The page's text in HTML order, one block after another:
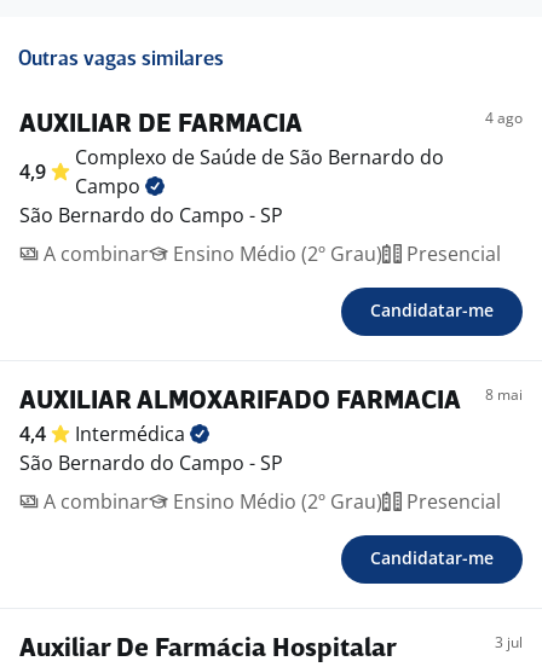
Outras vagas similares
AUXILIAR DE FARMACIA 4 ago
4,9
Complexo de Saúde de São Bernardo do
Campo
São Bernardo do Campo - SP
A combinar
Ensino Médio (2º Grau) Presencial
Candidatar-me
AUXILIAR ALMOXARIFADO FARMACIA 8 mai
4,4
Intermédica
São Bernardo do Campo - SP
A combinar
Ensino Médio (2º Grau) Presencial
Candidatar-me
Auxiliar De Farmácia Hospitalar 3 jul